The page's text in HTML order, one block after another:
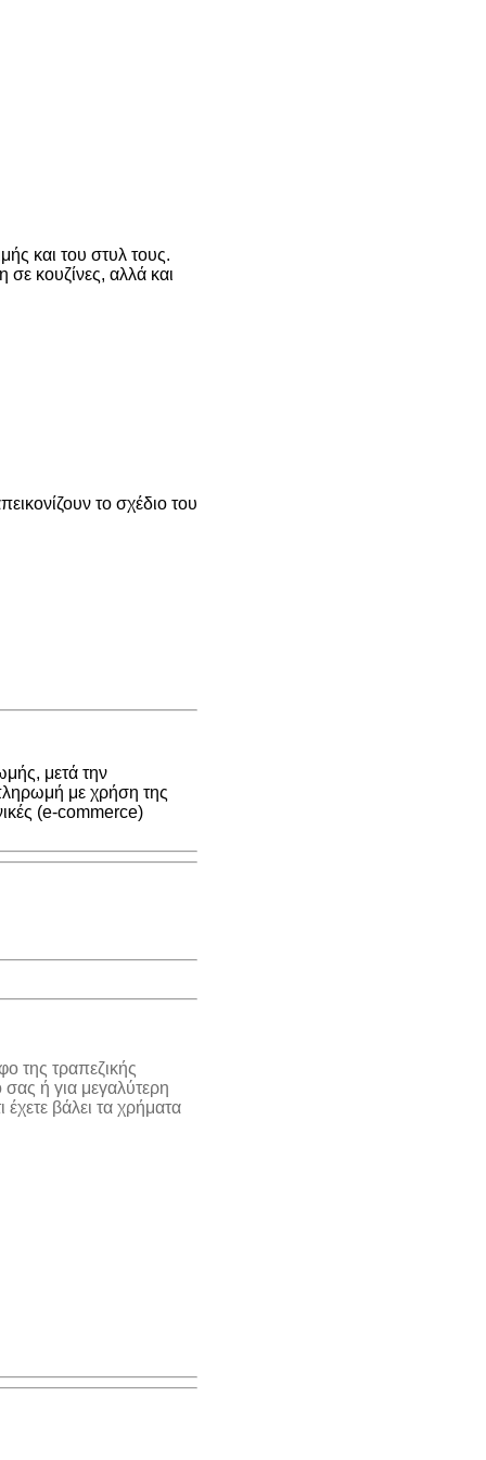
και του στυλ τους.
κουζίνες, αλλά και
το σχέδιο του
μετά την
με χρήση της
(e-commerce)
της τραπεζικής
ή για μεγαλύτερη
βάλει τα χρήματα